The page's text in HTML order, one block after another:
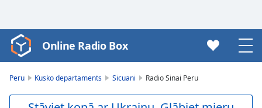
Video
Player
Online Radio Box
Peru Kusko departaments Sicuani Radio Sinai Peru